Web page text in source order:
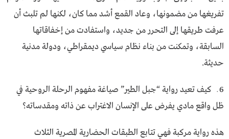
تفريغها من مضمونها، وعاد القمع أشد مما كان، لكنها لم تلبث أن
عرفت طريقها إلى التحرر من جديد، واستفادت من إخفاقاتها
السابقة، وتمكنت من بناء نظام سياسي ديمقراطي، ودولة مدنية
حديثة.
6 ـ كيف تعيد رواية “جبل الطير” صياغة مفهوم الرحلة الروحية في
ظل واقع مادي يفرض على الإنسان الاغتراب عن ذاته ومقدساته؟
هذه رواية مركبة فهي تتابع الطبقات الحضارية المصرية الثلاث